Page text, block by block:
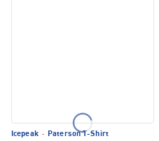
Icepeak · Paterson T-Shirt